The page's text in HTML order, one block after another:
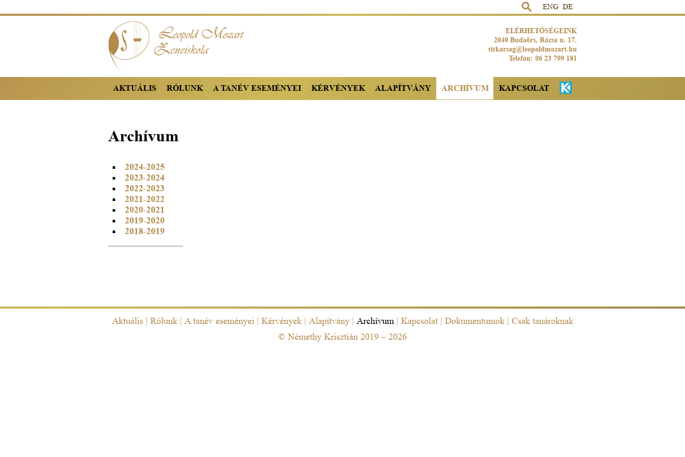
ENG DE
ELÉRHETŐSÉGEINK
2040 Budaörs, Rózsa u. 17.
titkarsag@leopoldmozart.hu
Telefon: 06 23 799 181
AKTUÁLIS RÓLUNK A TANÉV ESEMÉNYEI KÉRVÉNYEK ALAPÍTVÁNY ARCHÍVUM KAPCSOLAT
Archívum
2024-2025
2023-2024
2022-2023
2021-2022
2020-2021
2019-2020
2018-2019
Aktuális| Rólunk| A tanév eseményei| Kérvények| Alapítvány| Archívum| Kapcsolat| Dokumentumok| Csak tanároknak
© Némethy Krisztián 2019 – 2026